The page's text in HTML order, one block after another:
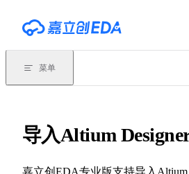
菜单
导入Altium
嘉立创EDA专业版支持导入Altium